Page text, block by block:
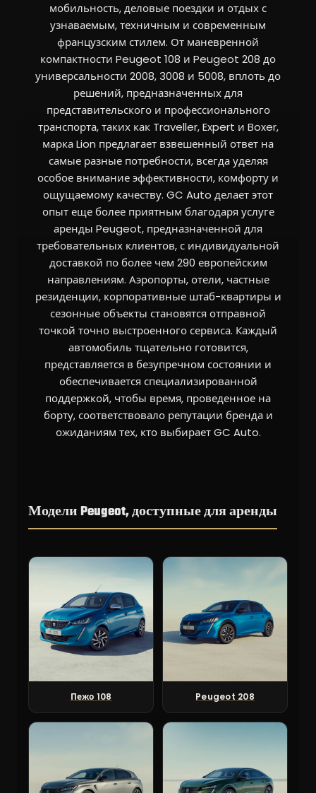
мобильность, деловые поездки и отдых с
узнаваемым, техничным и современным
французским стилем. От маневренной
компактности Peugeot 108 и Peugeot 208 до
универсальности 2008, 3008 и 5008, вплоть до
решений, предназначенных для
представительского и профессионального
транспорта, таких как Traveller, Expert и Boxer,
марка Lion предлагает взвешенный ответ на
самые разные потребности, всегда уделяя
особое внимание эффективности, комфорту и
ощущаемому качеству. GC Auto делает этот
опыт еще более приятным благодаря услуге
аренды Peugeot, предназначенной для
требовательных клиентов, с индивидуальной
доставкой по более чем 290 европейским
направлениям. Аэропорты, отели, частные
резиденции, корпоративные штаб-квартиры и
сезонные объекты становятся отправной
точкой точно выстроенного сервиса. Каждый
автомобиль тщательно готовится,
представляется в безупречном состоянии и
обеспечивается специализированной
поддержкой, чтобы время, проведенное на
борту, соответствовало репутации бренда и
ожиданиям тех, кто выбирает GC Auto.
Модели Peugeot, доступные для аренды
Пежо 108 Peugeot 208